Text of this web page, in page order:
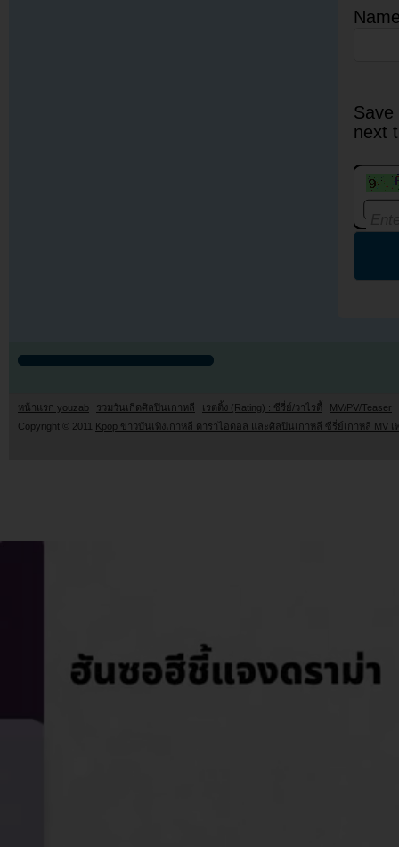
next
หน้าแรก youzab รวมวันเกิดศิลปินเกาหลี เรตติ้ง (Rating) : ซีรี่ย์/วาไรตี้
MV/PV/Teaser
Copyright © 2011 Kpop ข่าวบันเทิงเกาหลี ดาราไอดอล และศิลปินเกาหลี ซีรี่ย์เกาหลี MV